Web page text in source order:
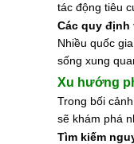
tác động tiêu
Các quy định
Nhiều quốc
sống xung
Xu hướng
Trong bối
sẽ khám phá
Tìm kiếm